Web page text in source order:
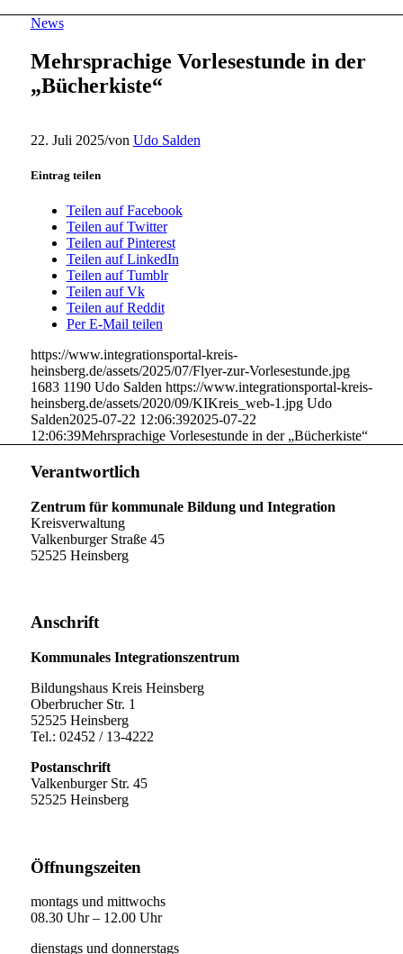
News
Mehrsprachige Vorlesestunde in der
„Bücherkiste“
22. Juli 2025/von Udo Salden
Eintrag teilen
Teilen auf Facebook
Teilen auf Twitter
Teilen auf Pinterest
Teilen auf LinkedIn
Teilen auf Tumblr
Teilen auf Vk
Teilen auf Reddit
Per E-Mail teilen
https://www.integrationsportal-kreis-
heinsberg.de/assets/2025/07/Flyer-zur-Vorlesestunde.jpg
1683 1190 Udo Salden https://www.integrationsportal-kreis-
heinsberg.de/assets/2020/09/KIKreis_web-1.jpg Udo
Salden2025-07-22 12:06:392025-07-22
12:06:39Mehrsprachige Vorlesestunde in der „Bücherkiste“
Verantwortlich
Zentrum für kommunale Bildung und Integration
Kreisverwaltung
Valkenburger Straße 45
52525 Heinsberg
Anschrift
Kommunales Integrationszentrum
Bildungshaus Kreis Heinsberg
Oberbrucher Str. 1
52525 Heinsberg
Tel.: 02452 / 13-4222
Postanschrift
Valkenburger Str. 45
52525 Heinsberg
Öffnungszeiten
montags und mittwochs
08.30 Uhr – 12.00 Uhr
dienstags und donnerstags